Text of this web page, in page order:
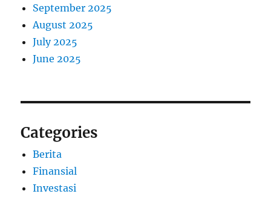
September 2025
August 2025
July 2025
June 2025
Categories
Berita
Finansial
Investasi